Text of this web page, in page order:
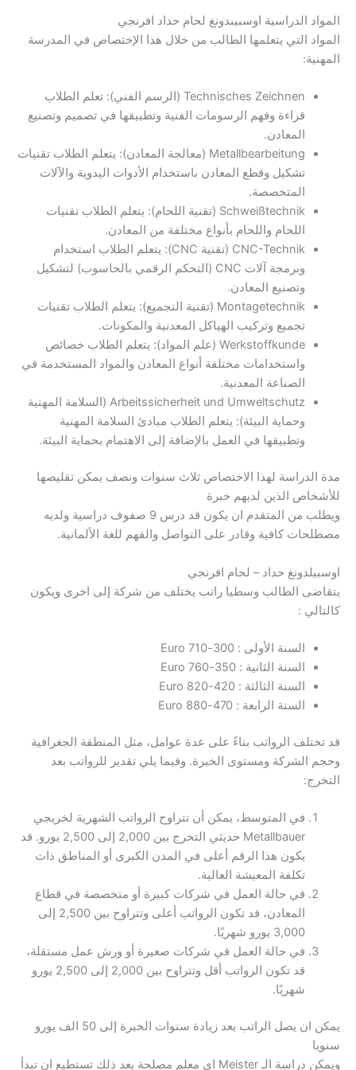
المواد الدراسية اوسبيبدونغ لحام حداد افرنجي
المواد التي يتعلمها الطالب من خلال هذا الإختصاص في المدرسة
المهنية:
Technisches Zeichnen (الرسم الفني): تعلم الطلاب
قراءة وفهم الرسومات الفنية وتطبيقها في تصميم وتصنيع
المعادن.
Metallbearbeitung (معالجة المعادن): يتعلم الطلاب تقنيات
تشكيل وقطع المعادن باستخدام الأدوات اليدوية والآلات
المتخصصة.
Schweißtechnik (تقنية اللحام): يتعلم الطلاب تقنيات
اللحام واللحام بأنواع مختلفة من المعادن.
CNC-Technik (تقنية CNC): يتعلم الطلاب استخدام
وبرمجة آلات CNC (التحكم الرقمي بالحاسوب) لتشكيل
وتصنيع المعادن.
Montagetechnik (تقنية التجميع): يتعلم الطلاب تقنيات
تجميع وتركيب الهياكل المعدنية والمكونات.
Werkstoffkunde (علم المواد): يتعلم الطلاب خصائص
واستخدامات مختلفة أنواع المعادن والمواد المستخدمة في
الصناعة المعدنية.
Arbeitssicherheit und Umweltschutz (السلامة المهنية
وحماية البيئة): يتعلم الطلاب مبادئ السلامة المهنية
وتطبيقها في العمل بالإضافة إلى الاهتمام بحماية البيئة.
مدة الدراسة لهذا الاختصاص ثلاث سنوات ونصف يمكن تقليصها
للأشخاص الذين لديهم خبرة
ويطلب من المتقدم ان يكون قد درس 9 صفوف دراسية ولديه
مصطلحات كافية وقادر على التواصل والفهم للغة الألمانية.
اوسبيلدونغ حداد – لحام افرنجي
يتقاضى الطالب وسطيا راتب يختلف من شركة إلى اخرى ويكون
كالتالي :
السنة الأولى : 300-710 Euro
السنة الثانية : 350-760 Euro
السنة الثالثة : 420-820 Euro
السنة الرابعة : 470-880 Euro
قد تختلف الرواتب بناءً على عدة عوامل، مثل المنطقة الجغرافية
وحجم الشركة ومستوى الخبرة. وفيما يلي تقدير للرواتب بعد
التخرج:
في المتوسط، يمكن أن تتراوح الرواتب الشهرية لخريجي
Metallbauer حديثي التخرج بين 2,000 إلى 2,500 يورو. قد
يكون هذا الرقم أعلى في المدن الكبرى أو المناطق ذات
تكلفة المعيشة العالية.
في حالة العمل في شركات كبيرة أو متخصصة في قطاع
المعادن، قد تكون الرواتب أعلى وتتراوح بين 2,500 إلى
3,000 يورو شهريًا.
في حالة العمل في شركات صغيرة أو ورش عمل مستقلة،
قد تكون الرواتب أقل وتتراوح بين 2,000 إلى 2,500 يورو
شهريًا.
يمكن ان يصل الراتب بعد زيادة سنوات الخبرة إلى 50 الف يورو
سنويا
ويمكن دراسة الـ Meister اي معلم مصلحة بعد ذلك تستطيع ان تبدأ